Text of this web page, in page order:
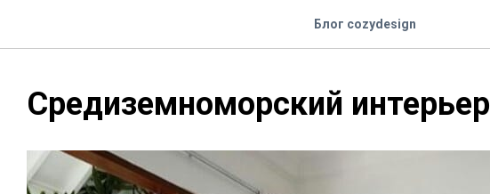
Блог cozydesign
Средиземноморский интерьер